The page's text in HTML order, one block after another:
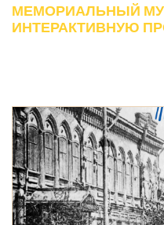
МЕМОРИАЛЬНЫЙ
ИНТЕРАКТИВНУЮ